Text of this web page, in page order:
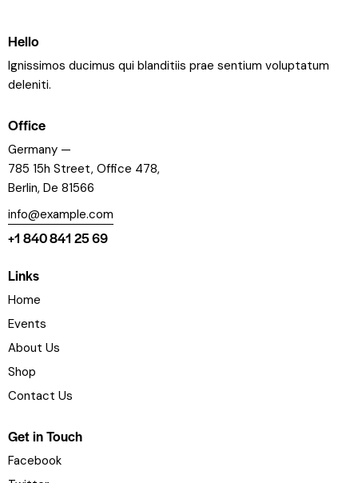
Hello
Ignissimos ducimus qui blanditiis prae sentium voluptatum
deleniti.
Office
Germany —
785 15h Street, Office 478,
Berlin, De 81566
info@example.com
+1 840 841 25 69
Links
Home
Events
About Us
Shop
Contact Us
Get in Touch
Facebook